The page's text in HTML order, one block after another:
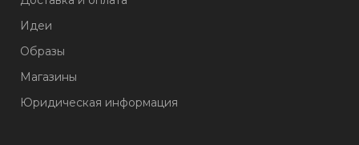
Идеи
Образы
Магазины
Юридическая информация